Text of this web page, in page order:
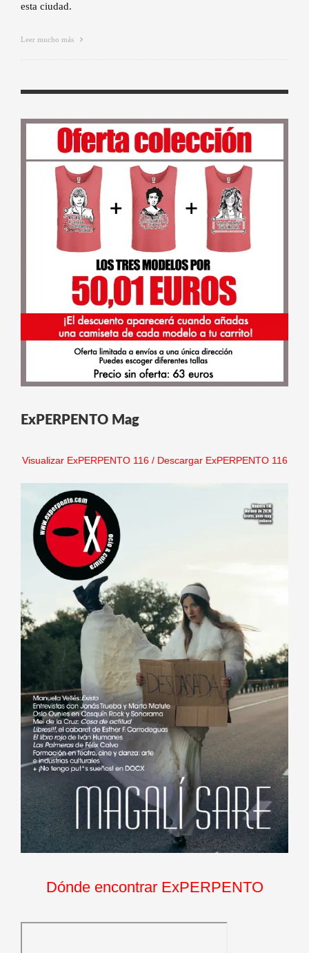
esta ciudad.
Leer mucho más
ExPERPENTO Mag
Visualizar ExPERPENTO 116/ Descargar ExPERPENTO 116
Dónde encontrar ExPERPENTO